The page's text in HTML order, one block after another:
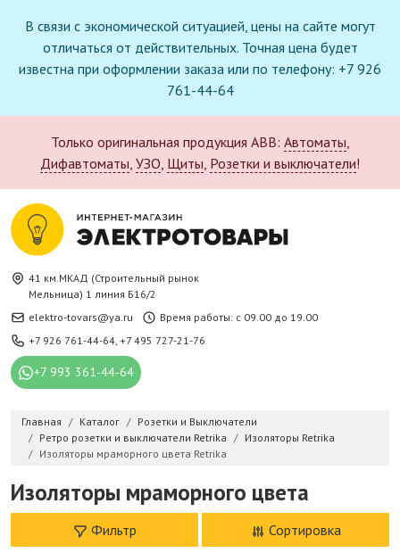
В связи с экономической ситуацией, цены на сайте могут
отличаться от действительных. Точная цена будет
известна при оформлении заказа или по телефону: +7 926
761-44-64
Только оригинальная продукция ABB: Автоматы,
Дифавтоматы, УЗО, Щиты, Розетки и выключатели!
41 км.МКАД (Строительный рынок
Мельница) 1 линия Б16/2
elektro-tovars@ya.ru
Время работы: с 09.00 до 19.00
+7 926 761-44-64, +7 495 727-21-76
+7 993 361-44-64
Главная Каталог
Розетки и Выключатели
Ретро розетки и выключатели Retrika
Изоляторы Retrika
Изоляторы мраморного цвета Retrika
Изоляторы мраморного цвета
Фильтр Сортировка